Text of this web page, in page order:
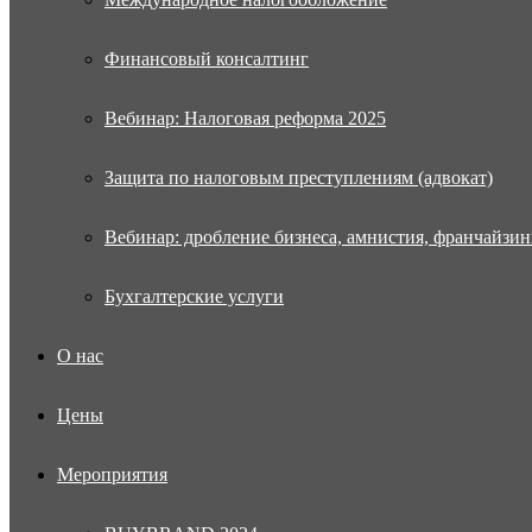
Финансовый консалтинг
Вебинар: Налоговая реформа 2025
Защита по налоговым преступлениям (адвокат)
Вебинар: дробление бизнеса, амнистия,
Бухгалтерские услуги
О нас
Цены
Мероприятия